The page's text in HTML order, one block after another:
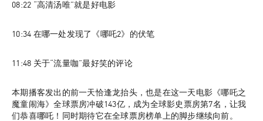
08:22 “高清汤唯”就是好电影
10:34 在哪一处发现了《哪吒2》的伏笔
11:48 关于“流量咖”最好笑的评论
本期播客发出的前一天恰逢龙抬头，也是在这一天电影《哪吒之
魔童闹海》全球票房冲破143亿，成为全球影史票房第7名，让我
们恭喜哪吒！同时期待它在全球票房榜单上的脚步继续向前。